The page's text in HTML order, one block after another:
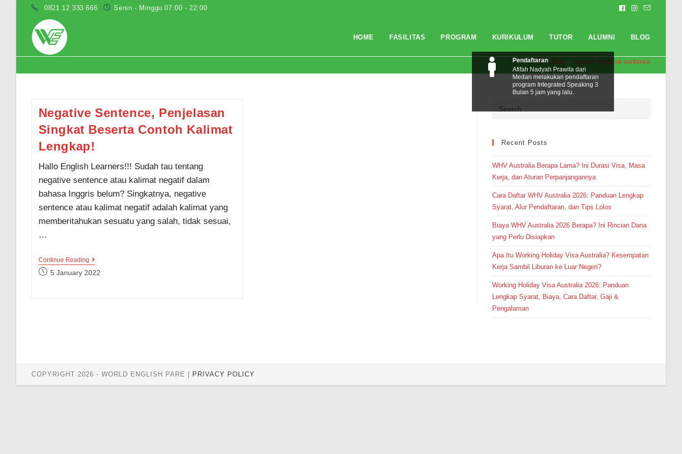
0821 12 333 666 Senin - Minggu 07:00 - 22:00
HOME FASILITAS PROGRAM KURIKULUM TUTOR ALUMNI BLOG
> Blog > contoh negative sentence
Negative Sentence, Penjelasan
Singkat Beserta Contoh Kalimat
Lengkap!
Hallo English Learners!!! Sudah tau tentang
negative sentence atau kalimat negatif dalam
bahasa Inggris belum? Singkatnya, negative
sentence atau kalimat negatif adalah kalimat yang
memberitahukan sesuatu yang salah, tidak sesuai,
…
Continue ReadingNegative
Penjelasan
Post5 January 2022
Recent Posts
WHV Australia Berapa Lama? Ini Durasi Visa, Masa
Kerja, dan Aturan Perpanjangannya
Cara Daftar WHV Australia 2026: Panduan Lengkap
Syarat, Alur Pendaftaran, dan Tips Lolos
Biaya WHV Australia 2026 Berapa? Ini Rincian Dana
yang Perlu Disiapkan
Apa Itu Working Holiday Visa Australia? Kesempatan
Kerja Sambil Liburan ke Luar Negeri?
Working Holiday Visa Australia 2026: Panduan
Lengkap Syarat, Biaya, Cara Daftar, Gaji &
Pengalaman
COPYRIGHT 2026 - WORLD ENGLISH PARE | PRIVACY POLICY
Pendaftaran
Afifah Nadyah Prawita dari
Medan melakukan pendaftaran
program Integrated Speaking 3
Bulan 5 jam yang lalu.